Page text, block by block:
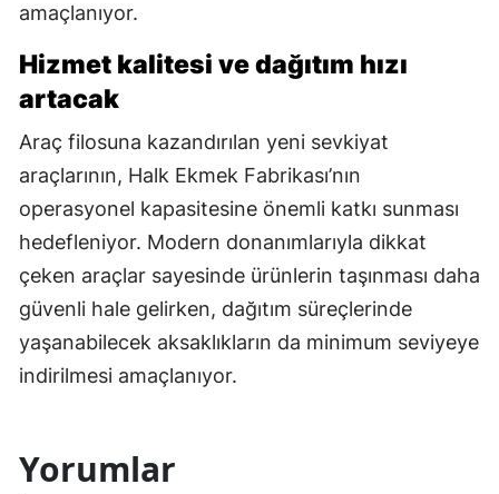
amaçlanıyor.
Hizmet kalitesi ve dağıtım hızı
artacak
Araç filosuna kazandırılan yeni sevkiyat
araçlarının, Halk Ekmek Fabrikası’nın
operasyonel kapasitesine önemli katkı sunması
hedefleniyor. Modern donanımlarıyla dikkat
çeken araçlar sayesinde ürünlerin taşınması daha
güvenli hale gelirken, dağıtım süreçlerinde
yaşanabilecek aksaklıkların da minimum seviyeye
indirilmesi amaçlanıyor.
Yorumlar